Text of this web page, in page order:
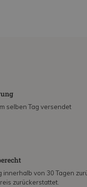
selben Tag versendet
innerhalb von 30 Tagen
zurückerstattet.